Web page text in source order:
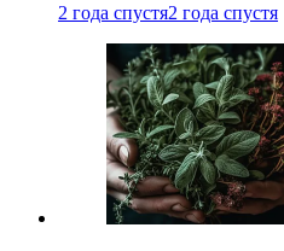
2 года спустя2 года спустя